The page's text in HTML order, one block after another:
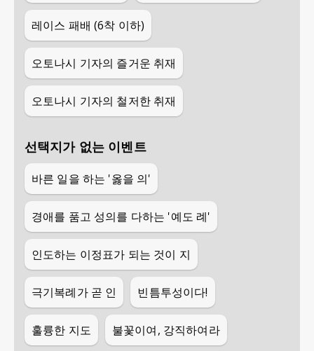
레이스 패배 (6착 이하)
오토나시 기자의 즐거운 취재
오토나시 기자의 철저한 취재
선택지가 없는 이벤트
바른 일을 하는 '옳을 의'
경애를 품고 성의를 다하는 '예도 례'
인도하는 이정표가 되는 것이 지
극기복례가 곧 인 빈틈투성이다!
훌륭한 지도 불꽃이여, 강직하여라